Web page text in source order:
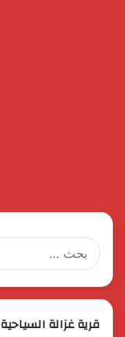
قرية غزالة السياحية